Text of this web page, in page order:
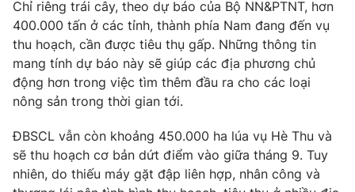
Chỉ riêng trái cây, theo dự báo của Bộ NN&PTNT, hơn
400.000 tấn ở các tỉnh, thành phía Nam đang đến vụ
thu hoạch, cần được tiêu thụ gấp. Những thông tin
mang tính dự báo này sẽ giúp các địa phương chủ
động hơn trong việc tìm thêm đầu ra cho các loại
nông sản trong thời gian tới.
ĐBSCL vẫn còn khoảng 450.000 ha lúa vụ Hè Thu và
sẽ thu hoạch cơ bản dứt điểm vào giữa tháng 9. Tuy
nhiên, do thiếu máy gặt đập liên hợp, nhân công và